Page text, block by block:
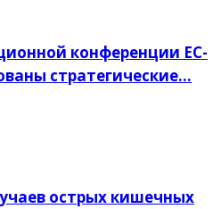
конференции ЕС-
стратегические…
острых кишечных